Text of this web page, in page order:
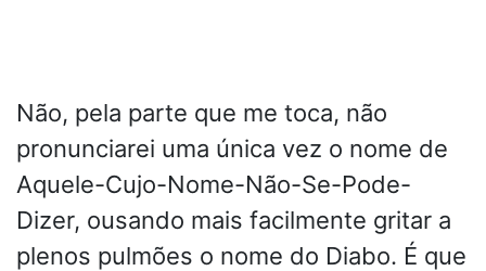
Não, pela parte que me toca, não
pronunciarei uma única vez o nome de
Aquele-Cujo-Nome-Não-Se-Pode-
Dizer, ousando mais facilmente gritar a
plenos pulmões o nome do Diabo. É que